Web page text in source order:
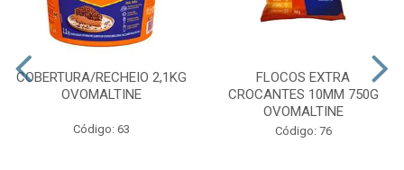
COBERTURA/RECHEIO 2,1KG
OVOMALTINE
Código: 63
FLOCOS EXTRA
CROCANTES 10MM 750G
OVOMALTINE
Código: 76